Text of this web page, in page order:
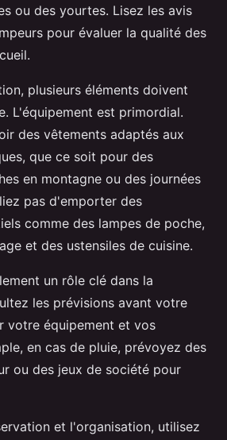
ou des yourtes. Lisez les avis
pour évaluer la qualité des
plusieurs éléments doivent
L'équipement est primordial.
des vêtements adaptés aux
que ce soit pour des
en montagne ou des journées
pas d'emporter des
comme des lampes de poche,
et des ustensiles de cuisine.
un rôle clé dans la
les prévisions avant votre
votre équipement et vos
en cas de pluie, prévoyez des
ou des jeux de société pour
et l'organisation, utilisez